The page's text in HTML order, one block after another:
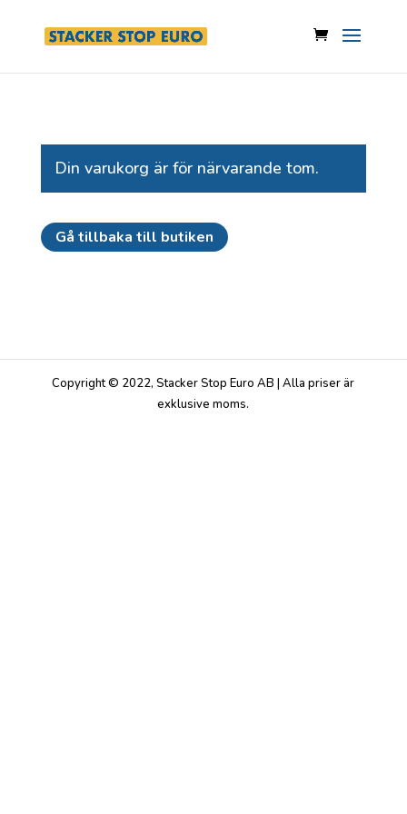
Din varukorg är för närvarande tom.
Gå tillbaka till butiken
Copyright © 2022, Stacker Stop Euro AB | Alla priser är
exklusive moms.